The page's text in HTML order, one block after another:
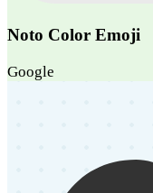
Noto Color Emoji
Google